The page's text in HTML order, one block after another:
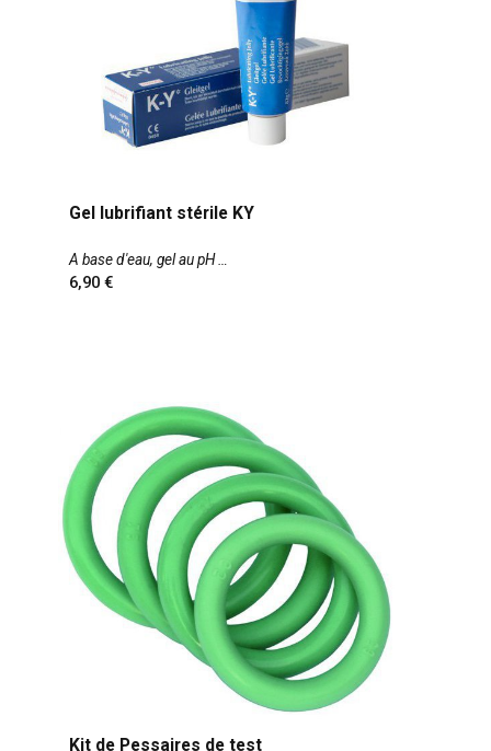
Gel lubrifiant stérile KY
A base d'eau, gel au pH
6,90
Kit de Pessaires de test